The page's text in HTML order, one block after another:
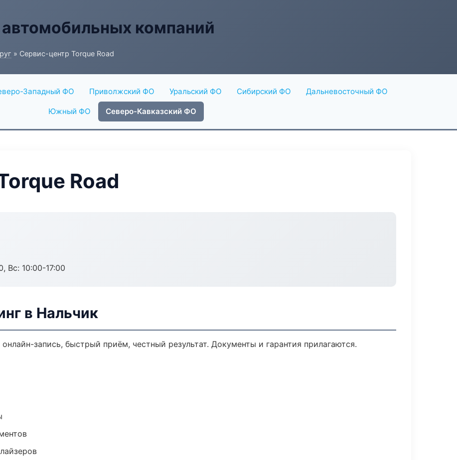
компаний
» Сервис-центр Torque Road
Западный ФО Приволжский ФО Уральский ФО Сибирский ФО Дальневосточный ФО
Южный ФО Северо-Кавказский ФО
Road
Вс: 10:00-17:00
в Нальчик
запись, быстрый приём, честный результат. Документы и гарантия прилагаются.